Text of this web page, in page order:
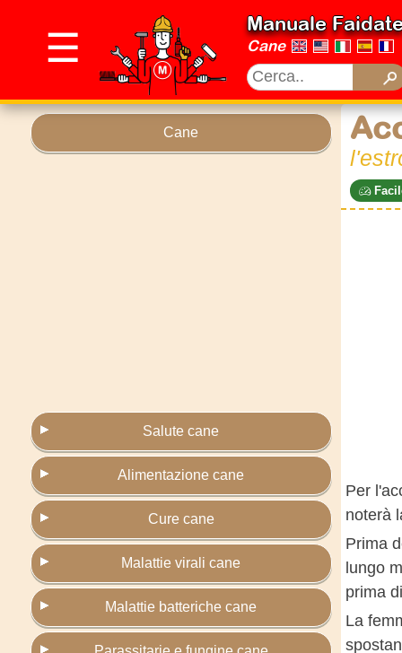
☰
Manuale
Cane
Cane
Salute cane
Alimentazione cane
Cure cane
Malattie virali cane
Malattie batteriche cane
Per
noterà
Prima
lungo
prima
La